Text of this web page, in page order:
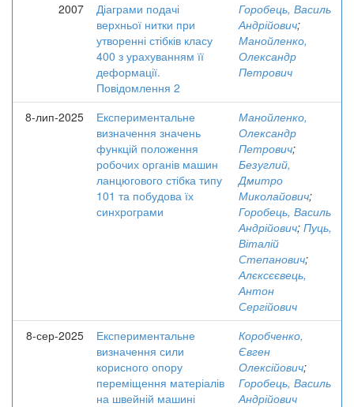
2007
Діаграми подачі
верхньої нитки при
утворенні стібків класу
400 з урахуванням її
деформації.
Повідомлення 2
Горобець, Василь
Андрійович;
Манойленко,
Олександр
Петрович
8-лип-2025
Експериментальне
визначення значень
функцій положення
робочих органів машин
ланцюгового стібка типу
101 та побудова їх
синхрограми
Манойленко,
Олександр
Петрович;
Безуглий,
Дмитро
Миколайович;
Горобець, Василь
Андрійович; Пуць,
Віталій
Степанович;
Алєксєєвець,
Антон
Сергійович
8-сер-2025
Експериментальне
визначення сили
корисного опору
переміщення матеріалів
на швейній машині
Коробченко,
Євген
Олексійович;
Горобець, Василь
Андрійович